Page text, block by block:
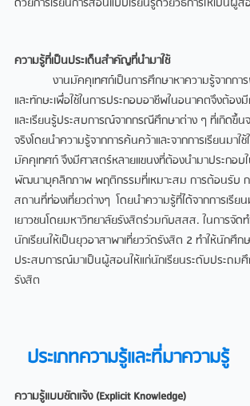
ความรู้ที่เป็นประเด็นสำคัญที่นำมาใช้
งานมัคคุเทศก์เป็นการศึกษาหาความรู้จากกา
และทักษะเพื่อใช้ในการประกอบอาชีพในอนาคตจึงต้อง
และเรียนรู้ประสบการณ์จากกรณีศึกษาต่าง ๆ ที่เกิดขึ้
จริงโดยนำความรู้จากการค้นคว้าและจากการเรียนมาใช้
มัคคุเทศก์ จึงมีศาสตร์หลายแขนงที่ต้องนำมาประกอบ
พัฒนาบุคลิกภาพ พฤติกรรมที่เหมาะสม การต้อนรับ
สถานที่ท่องเที่ยวต่างๆ โดยนำความรู้ที่ได้จากการเรี
เยาวชนโดยมหาวิทยาลัยรังสิตร่วมกับสสส. ในการจัด
นักเรียนให้เป็นยุวอาสาพาเที่ยววัดรังสิต 2 ทำให้นักศึก
ประสบการณ์มาเป็นผู้สอนให้แก่นักเรียนระดับประถมศึ
รังสิต
ประเภทความรู้และที่มาความรู้
ความรู้แบบชัดแจ้ง (Explicit Knowledge)